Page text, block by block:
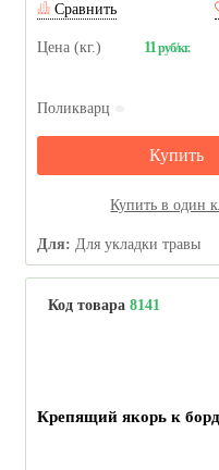
Сравнить
Цена (кг.) 11руб/кг.
Поликварц
Купить
Купить в один
Для: Для укладки травы
Код товара8141
Крепящий якорь к